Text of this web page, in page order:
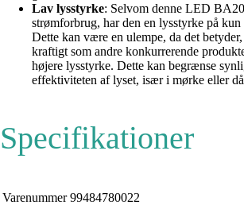
Lav lysstyrke: Selvom denne LED
strømforbrug, har den en lysstyrke på
Dette kan være en ulempe, da det
kraftigt som andre konkurrerende
højere lysstyrke. Dette kan begrænse
effektiviteten af ​​lyset, især i mørke eller
Specifikationer
Varenummer 99484780022